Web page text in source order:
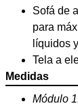
Sofá de
para
líquidos
Tela a
Medidas
Módulo